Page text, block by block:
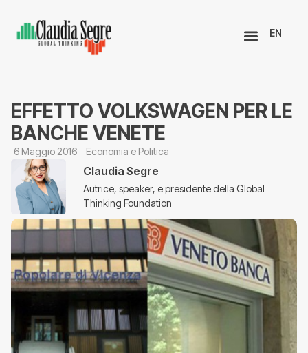
EN
EFFETTO VOLKSWAGEN PER LE
BANCHE VENETE
6 Maggio 2016 Economia e Politica
Claudia Segre
Autrice, speaker, e presidente della Global
Thinking Foundation